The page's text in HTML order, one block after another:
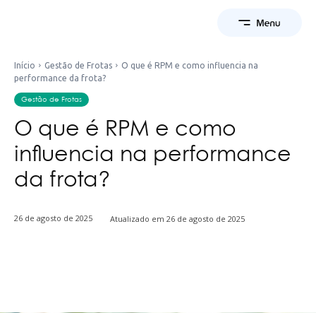
Início Gestão de Frotas
O que é RPM e como influencia na
performance da frota?
Gestão de Frotas
O que é RPM e como
influencia na performance
da frota?
26 de agosto de 2025 Atualizado em 26 de agosto de 2025